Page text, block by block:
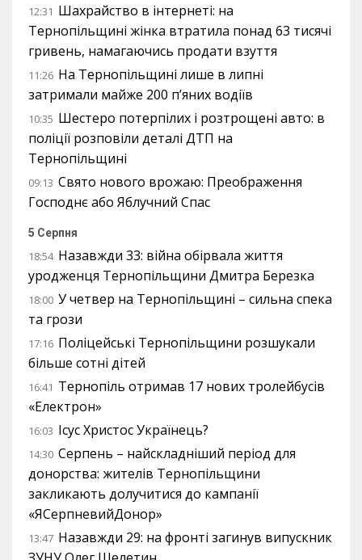
12:31 Шахрайство в інтернеті: на
Тернопільщині жінка втратила понад 63 тисячі
гривень, намагаючись продати взуття
11:26 На Тернопільщині лише в липні
затримали майже 200 п’яних водіїв
10:35 Шестеро потерпілих і розтрощені авто: в
поліції розповіли деталі ДТП на
Тернопільщині
09:13 Свято нового врожаю: Преображення
Господнє або Яблучний Спас
5 Серпня
18:54 Назавжди 33: війна обірвала життя
уродженця Тернопільщини Дмитра Березка
18:00 У четвер на Тернопільщині – сильна спека
та грози
17:16 Поліцейські Тернопільщини розшукали
більше сотні дітей
16:41 Тернопіль отримав 17 нових тролейбусів
«Електрон»
16:03 Ісус Христос Українець?
14:30 Серпень – найскладніший період для
донорства: жителів Тернопільщини
закликають долучитися до кампанії
«ЯСерпневийДонор»
13:47 Назавжди 29: на фронті загинув випускник